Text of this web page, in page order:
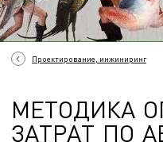
Проектирование, инжиниринг
МЕТОДИКА
МЕТОДИКА О
ЗАТРАТ ПО А